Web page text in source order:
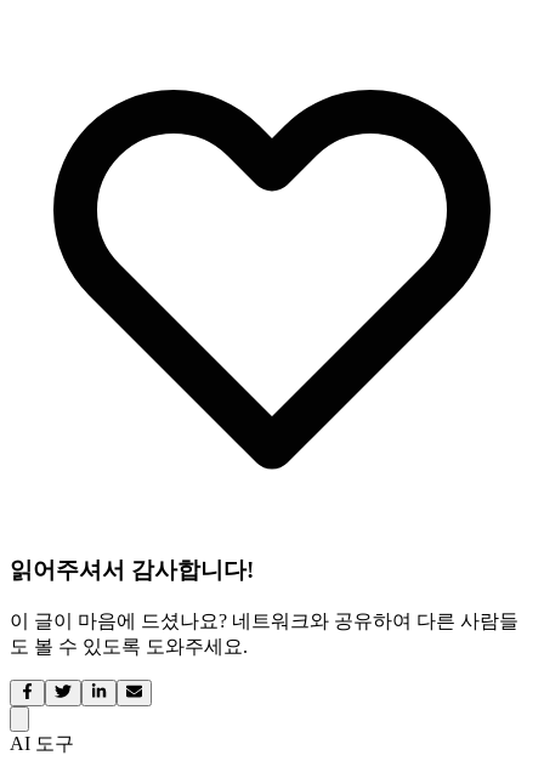
읽어주셔서 감사합니다!
이 글이 마음에 드셨나요? 네트워크와 공유하여 다른 사람들
도 볼 수 있도록 도와주세요.
AI 도구